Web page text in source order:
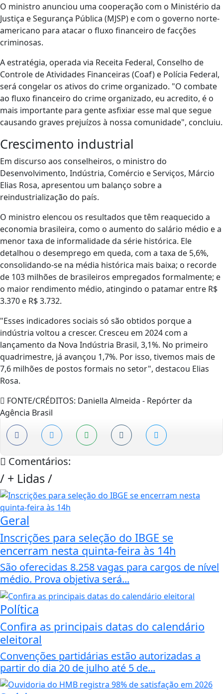
O ministro anunciou uma cooperação com o Ministério da
Justiça e Segurança Pública (MJSP) e com o governo norte-
americano para atacar o fluxo financeiro de facções
criminosas.
A estratégia, operada via Receita Federal, Conselho de
Controle de Atividades Financeiras (Coaf) e Polícia Federal,
será congelar os ativos do crime organizado. "O combate
ao fluxo financeiro do crime organizado, eu acredito, é o
mais importante para gente asfixiar esse mal que segue
causando graves prejuízos à nossa comunidade", concluiu.
Crescimento industrial
Em discurso aos conselheiros, o ministro do
Desenvolvimento, Indústria, Comércio e Serviços, Márcio
Elias Rosa, apresentou um balanço sobre a
reindustrialização do país.
O ministro elencou os resultados que têm reaquecido a
economia brasileira, como o aumento do salário médio e a
menor taxa de informalidade da série histórica. Ele
detalhou o desemprego em queda, com a taxa de 5,6%,
consolidando-se na média histórica mais baixa; o recorde
de 103 milhões de brasileiros empregados formalmente; e
o maior rendimento médio, atingindo o patamar entre R$
3.370 e R$ 3.732.
"Esses indicadores sociais só são obtidos porque a
indústria voltou a crescer. Cresceu em 2024 com a
lançamento da Nova Indústria Brasil, 3,1%. No primeiro
quadrimestre, já avançou 1,7%. Por isso, tivemos mais de
7,6 milhões de postos formais no setor", destacou Elias
Rosa.
FONTE/CRÉDITOS: Daniella Almeida - Repórter da
Agência Brasil
Comentários:
/ + Lidas/
Geral
Inscrições para seleção do IBGE se
encerram nesta quinta-feira às 14h
São oferecidas 8.258 vagas para cargos de nível
médio. Prova objetiva será...
Política
Confira as principais datas do calendário
eleitoral
Convenções partidárias estão autorizadas a
partir do dia 20 de julho até 5 de...